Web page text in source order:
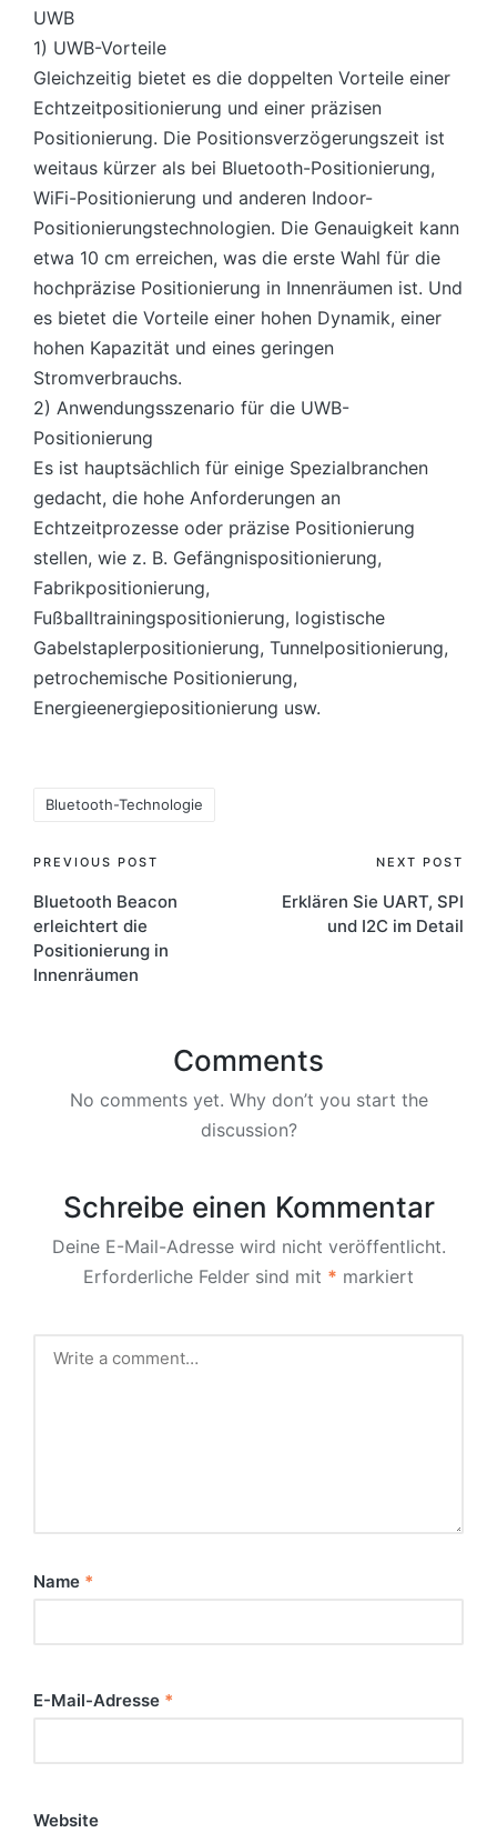
UWB
1) UWB-Vorteile
Gleichzeitig bietet es die doppelten Vorteile einer
Echtzeitpositionierung und einer präzisen
Positionierung. Die Positionsverzögerungszeit ist
weitaus kürzer als bei Bluetooth-Positionierung,
WiFi-Positionierung und anderen Indoor-
Positionierungstechnologien. Die Genauigkeit kann
etwa 10 cm erreichen, was die erste Wahl für die
hochpräzise Positionierung in Innenräumen ist. Und
es bietet die Vorteile einer hohen Dynamik, einer
hohen Kapazität und eines geringen
Stromverbrauchs.
2) Anwendungsszenario für die UWB-
Positionierung
Es ist hauptsächlich für einige Spezialbranchen
gedacht, die hohe Anforderungen an
Echtzeitprozesse oder präzise Positionierung
stellen, wie z. B. Gefängnispositionierung,
Fabrikpositionierung,
Fußballtrainingspositionierung, logistische
Gabelstaplerpositionierung, Tunnelpositionierung,
petrochemische Positionierung,
Energieenergiepositionierung usw.
Bluetooth-Technologie
Post
navigation
PREVIOUS POST
Bluetooth Beacon
erleichtert die
Positionierung in
Innenräumen
NEXT POST
Erklären Sie UART, SPI
und I2C im Detail
Comments
No comments yet. Why don’t you start the
discussion?
Schreibe einen Kommentar
Deine E-Mail-Adresse wird nicht veröffentlicht.
Erforderliche Felder sind mit * markiert
Name *
E-Mail-Adresse *
Website